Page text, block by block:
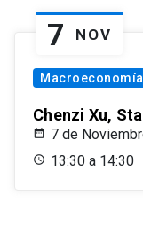
7 NOV
Macroeconomía
Chenzi Xu,
7 de
13:30 a 14:30